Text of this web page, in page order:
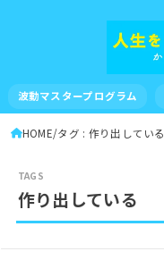
波動マスタープログラム
HOME タグ : 作り出している
作り出している